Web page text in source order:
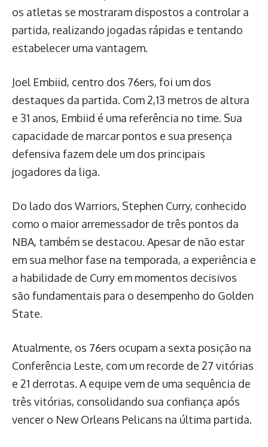
os atletas se mostraram dispostos a controlar a
partida, realizando jogadas rápidas e tentando
estabelecer uma vantagem.
Joel Embiid, centro dos 76ers, foi um dos
destaques da partida. Com 2,13 metros de altura
e 31 anos, Embiid é uma referência no time. Sua
capacidade de marcar pontos e sua presença
defensiva fazem dele um dos principais
jogadores da liga.
Do lado dos Warriors, Stephen Curry, conhecido
como o maior arremessador de três pontos da
NBA, também se destacou. Apesar de não estar
em sua melhor fase na temporada, a experiência e
a habilidade de Curry em momentos decisivos
são fundamentais para o desempenho do Golden
State.
Atualmente, os 76ers ocupam a sexta posição na
Conferência Leste, com um recorde de 27 vitórias
e 21 derrotas. A equipe vem de uma sequência de
três vitórias, consolidando sua confiança após
vencer o New Orleans Pelicans na última partida.